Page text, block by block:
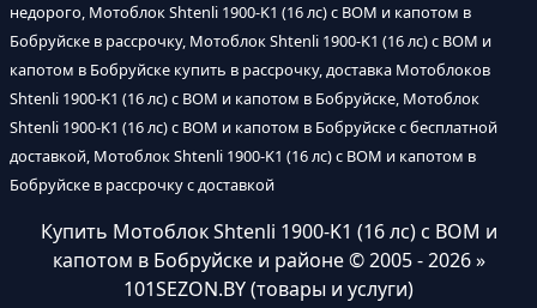
недорого, Мотоблок Shtenli 1900-K1 (16 лс) с ВОМ и капотом в
Бобруйске в рассрочку, Мотоблок Shtenli 1900-K1 (16 лс) с ВОМ и
капотом в Бобруйске купить в рассрочку, доставка Мотоблоков
Shtenli 1900-K1 (16 лс) с ВОМ и капотом в Бобруйске, Мотоблок
Shtenli 1900-K1 (16 лс) с ВОМ и капотом в Бобруйске с бесплатной
доставкой, Мотоблок Shtenli 1900-K1 (16 лс) с ВОМ и капотом в
Бобруйске в рассрочку с доставкой
Купить Мотоблок Shtenli 1900-K1 (16 лс) с ВОМ и
капотом в Бобруйске и районе© 2005 - 2026 »
101SEZON.BY (товары и услуги)